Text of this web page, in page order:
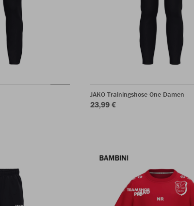
JAKO Trainingshose One Damen
23,99 €